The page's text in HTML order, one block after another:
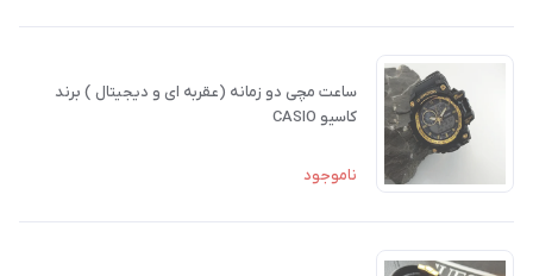
ساعت مچی دو زمانه (عقربه ای و دیجیتال ) برند
کاسیو CASIO
ناموجود